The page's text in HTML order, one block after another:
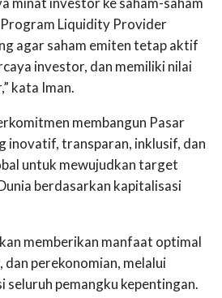
Liquidity Provider
agar saham emiten tetap aktif
investor, dan memiliki nilai
kata Iman.
membangun Pasar
inovatif, transparan, inklusif, dan
untuk mewujudkan target
berdasarkan kapitalisasi
memberikan manfaat optimal
perekonomian, melalui
seluruh pemangku kepentingan.